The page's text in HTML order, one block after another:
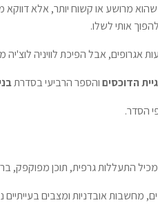
מרושע או קשוח יותר, אלא דווקא
אותי לשלו.
אגרופים, אבל הפיכת לוויניה
הדוכסיםוהספר הרביעי בסדרת
הסדר.
התעללות גרפית, תוכן מפוקפק,
אובדניות ומצבים